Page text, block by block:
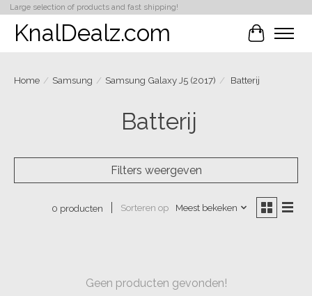
Large selection of products and fast shipping!
KnalDealz.com
Home / Samsung / Samsung Galaxy J5 (2017) / Batterij
Batterij
Filters weergeven
0 producten Sorteren op Meest bekeken
Geen producten gevonden!